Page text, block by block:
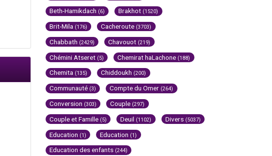
Beth-Hamikdach (6) Brakhot (1520)
Brit-Mila (176) Cacheroute (3703)
Chabbath (2429) Chavouot (219)
Chémini Atseret (5) Chemirat haLachone (188)
Chemita (135) Chiddoukh (200)
Communauté (3) Compte du Omer (264)
Conversion (303) Couple (297)
Couple et Famille (5) Deuil (1102) Divers (5037)
Education (1) Education (1)
Education des enfants (244)